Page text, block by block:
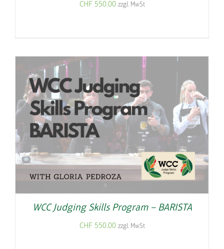
CHF 550.00 zzgl. MwSt
WCC Judging Skills Program – BARISTA
CHF 550.00 zzgl. MwSt